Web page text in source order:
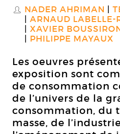
S NADER AHRIMAN
ARNAUD LABELLE-
XAVIER
PHILIPPE MAYAUX
Les oeuvres
exposition sont
de consommation
de l’univers de la
consommation, du
masse, de